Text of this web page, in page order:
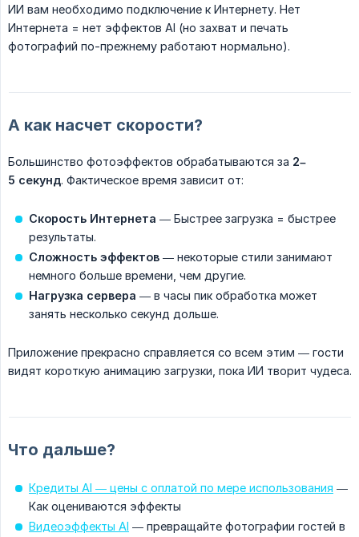
ИИ вам необходимо подключение к Интернету. Нет
Интернета = нет эффектов AI (но захват и печать
фотографий по-прежнему работают нормально).
А как насчет скорости?
Большинство фотоэффектов обрабатываются за 2–
5 секунд. Фактическое время зависит от:
Скорость Интернета — Быстрее загрузка = быстрее
результаты.
Сложность эффектов — некоторые стили занимают
немного больше времени, чем другие.
Нагрузка сервера — в часы пик обработка может
занять несколько секунд дольше.
Приложение прекрасно справляется со всем этим — гости
видят короткую анимацию загрузки, пока ИИ творит чудеса.
Что дальше?
Кредиты AI — цены с оплатой по мере использования —
Как оцениваются эффекты
Видеоэффекты AI — превращайте фотографии гостей в